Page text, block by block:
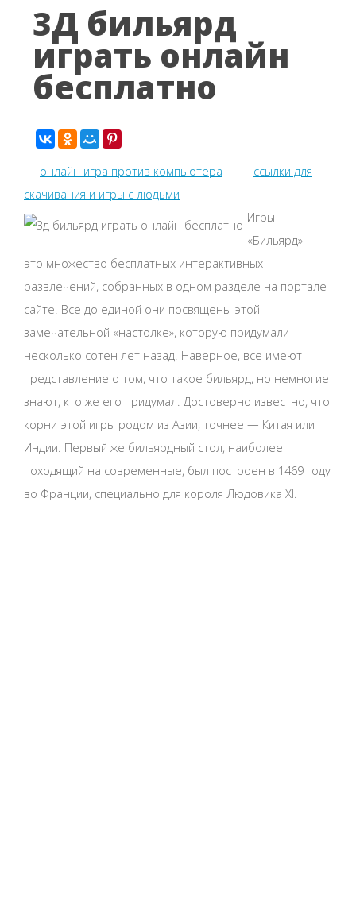
3Д бильярд
играть онлайн
бесплатно
онлайн игра против компьютера
ссылки для
скачивания и игры с людьми
Игры
«Бильярд» —
это множество бесплатных интерактивных
развлечений, собранных в одном разделе на портале
сайте. Все до единой они посвящены этой
замечательной «настолке», которую придумали
несколько сотен лет назад. Наверное, все имеют
представление о том, что такое бильярд, но немногие
знают, кто же его придумал. Достоверно известно, что
корни этой игры родом из Азии, точнее — Китая или
Индии. Первый же бильярдный стол, наиболее
походящий на современные, был построен в 1469 году
во Франции, специально для короля Людовика XI.